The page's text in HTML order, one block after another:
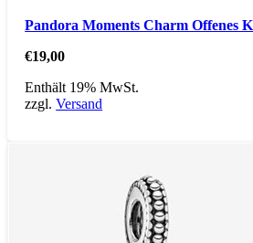
Pandora Moments Charm Offenes
€19,00
Enthält 19% MwSt.
zzgl.Versand